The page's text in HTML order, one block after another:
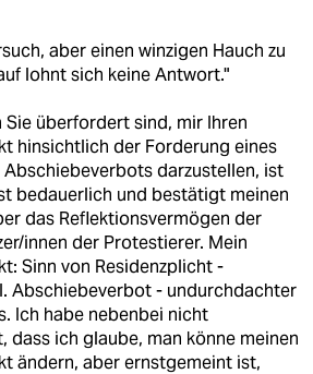
aber einen winzigen Hauch zu
lohnt sich keine Antwort."
Sie überfordert sind, mir Ihren
hinsichtlich der Forderung eines
darzustellen, ist
bedauerlich und bestätigt meinen
das Reflektionsvermögen der
innen der Protestierer. Mein
Sinn von Residenzplicht -
Abschiebeverbot - undurchdachter
Ich habe nebenbei nicht
dass ich glaube, man könne meinen
ändern, aber ernstgemeint ist,